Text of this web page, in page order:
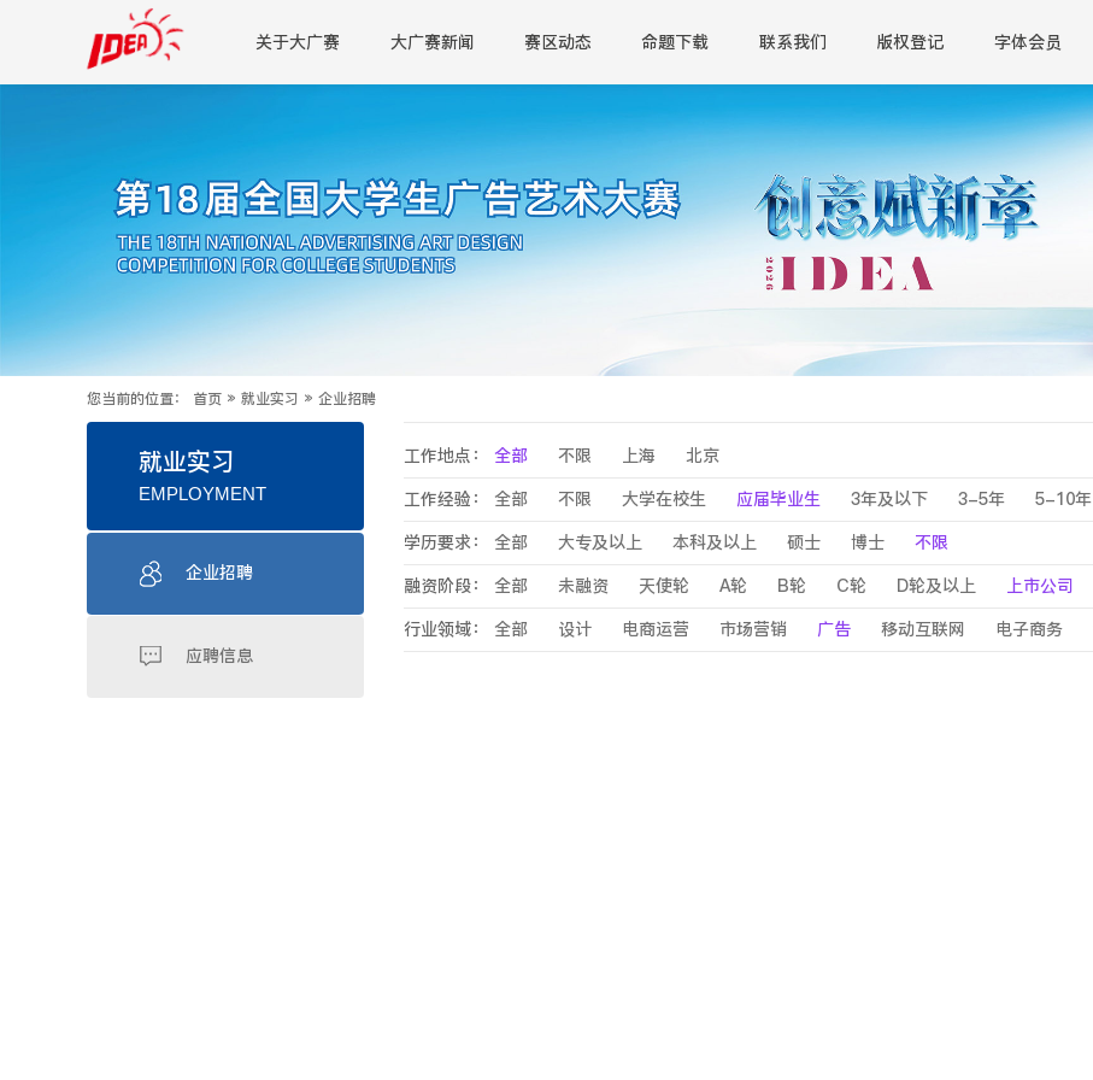
关于大广赛 大广赛新闻 赛区动态 命题下载 联系我们 版权登记 字体会员
您当前的位置： 首页 » 就业实习 » 企业招聘
就业实习
EMPLOYMENT
企业招聘
应聘信息
工作地点： 全部 不限 上海 北京
工作经验： 全部 不限 大学在校生 应届毕业生 3年及以下 3-5年 5-10年
学历要求： 全部 大专及以上 本科及以上 硕士 博士 不限
融资阶段： 全部 未融资 天使轮 A轮 B轮 C轮 D轮及以上 上市公司
行业领域： 全部 设计 电商运营 市场营销 广告 移动互联网 电子商务